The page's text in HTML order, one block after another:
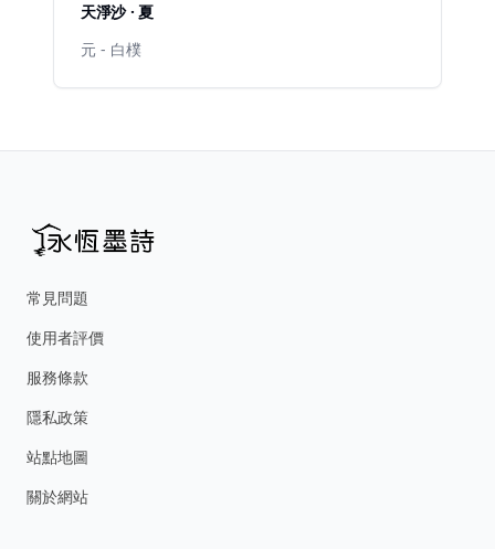
天淨沙 · 夏
元 - 白樸
常見問題
使用者評價
服務條款
隱私政策
站點地圖
關於網站